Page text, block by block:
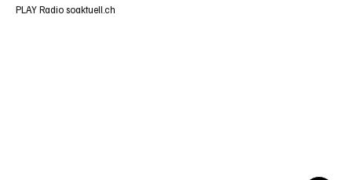
PLAY Radio soaktuell.ch